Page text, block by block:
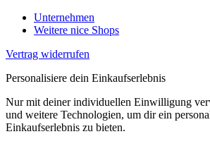
Unternehmen
Weitere nice Shops
Vertrag widerrufen
Personalisiere dein Einkaufserlebnis
Nur mit deiner individuellen Einwilligung
und weitere Technologien, um dir ein
Einkaufserlebnis zu bieten.